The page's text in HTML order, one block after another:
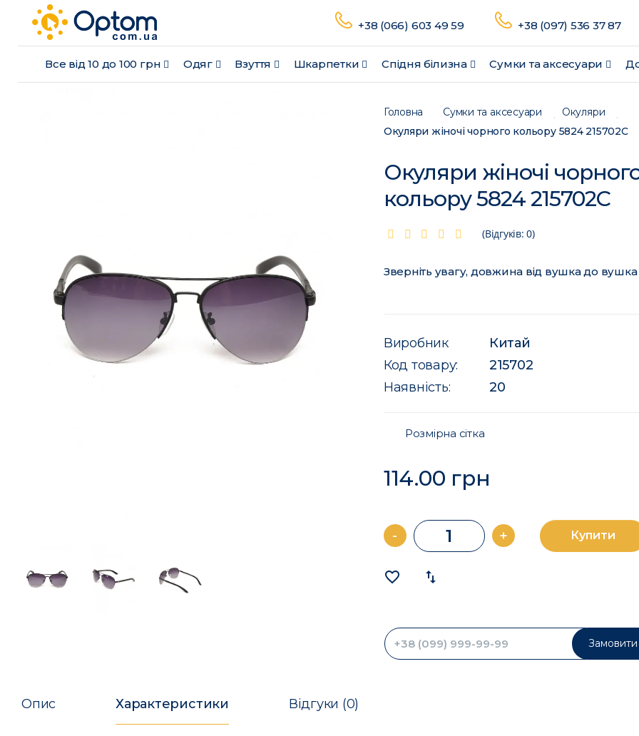
Все від 10 до 100 грн Одяг Взуття Шкарпетки Спідня білизна Сумки та аксесуари
+38 (066) 603 49 59 +38 (097) 536 37 87
Головна Сумки та аксесуари
Окуляри
Окуляри жіночі чорного кольору 5824 215702C
Окуляри жіночі
кольору 5824 215702C
(Відгуків: 0)
Зверніть увагу, довжина від вушка до вушка
Виробник
Китай
Код товару:
215702
Наявність:
20
Розмірна сітка
114.00 грн
- + Купити
favorite_border import_export
Замовити
Опис Характеристики Відгуки (0)